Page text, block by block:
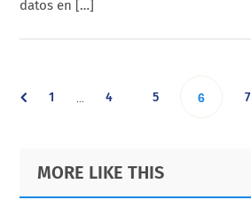
datos en […]
Go
page
1
pages
… Go
page
4 Go
page
5 Go
6 Go
7
Primary
Sidebar
Footer
MORE LIKE THIS